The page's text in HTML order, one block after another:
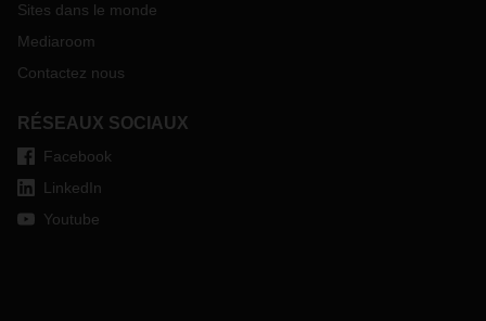
Sites dans le monde
Mediaroom
Contactez nous
RÉSEAUX SOCIAUX
Facebook
LinkedIn
Youtube